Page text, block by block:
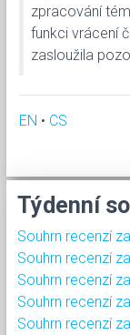
zpracování
funkci vrácení
zasloužila
EN • CS
Týdenní
Souhrn recenzí
Souhrn recenzí
Souhrn recenzí
Souhrn recenzí
Souhrn recenzí